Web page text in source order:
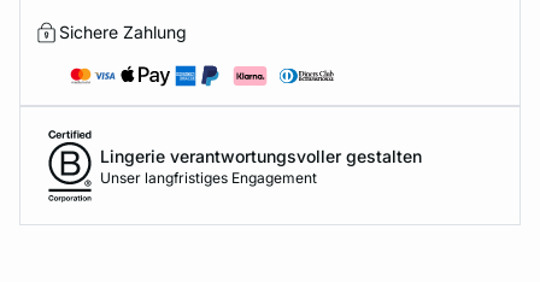
Sichere Zahlung
Lingerie verantwortungsvoller gestalten
Unser langfristiges Engagement